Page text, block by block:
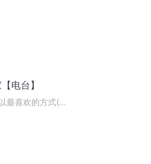
电台】
最喜欢的方式(夜